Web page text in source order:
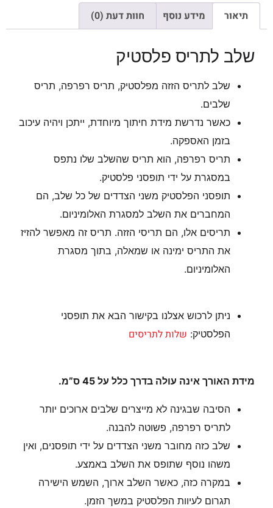
תיאור מידע נוסף חוות דעת (0)
שלב לתריס פלסטיק
שלב לתריס הזזה מפלסטיק, תריס רפרפה, תריס
שלבים.
כאשר נדרשת מידת חיתוך מיוחדת, ייתכן ויהיה עיכוב
בזמן האספקה.
תריס רפרפה, הוא תריס שהשלב שלו נתפס
במסגרת על ידי תופסני פלסטיק.
תופסני הפלסטיק משני הצדדים של כל שלב, הם
המחברים את השלב למסגרת האלומיניום.
תריסים אלו, הם תריסי הזזה. תריס זה מאפשר להזיז
את התריס ימינה או שמאלה, בתוך מסגרת
האלומיניום.
ניתן לרכוש אצלנו בקישור הבא את תופסני
הפלסטיק: שלות לתריסים
מידת האורך אינה עולה בדרך כלל על 45 ס”מ.
הסיבה שבגינה לא מייצרים שלבים ארוכים יותר
לתריס רפרפה, פשוטה להבנה.
שלב כזה מחובר משני הצדדים על ידי תופסנים, ואין
משהו נוסף שתופס את השלב באמצע.
במקרה כזה, כאשר השלב ארוך, השמש הישירה
תגרום לעיוות הפלסטיק במשך הזמן.